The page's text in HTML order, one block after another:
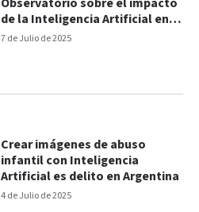
7 de Julio de 2025
Observatorio sobre el impacto
de la Inteligencia Artificial en el
trabajo
4 de Julio de 2025
Crear imágenes de abuso
infantil con Inteligencia
Artificial es delito en Argentina